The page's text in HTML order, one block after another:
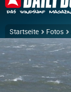
Startseite Fotos